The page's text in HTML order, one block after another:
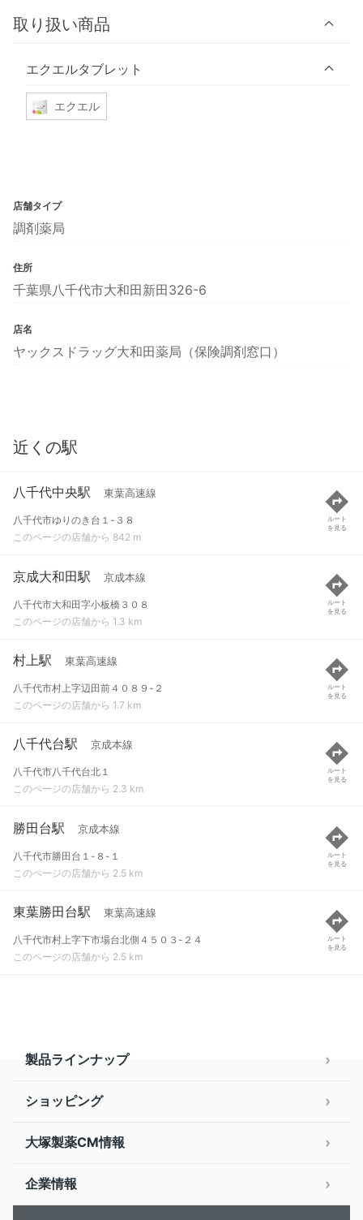
取り扱い商品
エクエルタブレット
エクエル
店舗タイプ
調剤薬局
住所
千葉県八千代市大和田新田326-6
店名
ヤックスドラッグ大和田薬局（保険調剤窓口）
近くの駅
八千代中央駅 東葉高速線
八千代市ゆりのき台１-３８
このページの店舗から 842 m
ルート
を見る
京成大和田駅 京成本線
八千代市大和田字小板橋３０８
このページの店舗から 1.3 km
ルート
を見る
村上駅 東葉高速線
八千代市村上字辺田前４０８９-２
このページの店舗から 1.7 km
ルート
を見る
八千代台駅 京成本線
八千代市八千代台北１
このページの店舗から 2.3 km
ルート
を見る
勝田台駅 京成本線
八千代市勝田台１-８-１
このページの店舗から 2.5 km
ルート
を見る
東葉勝田台駅 東葉高速線
八千代市村上字下市場台北側４５０３-２４
このページの店舗から 2.5 km
ルート
を見る
製品ラインナップ
ショッピング
大塚製薬CM情報
企業情報